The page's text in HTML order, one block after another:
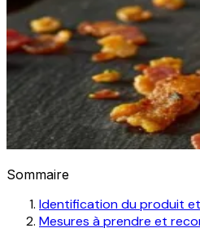
Sommaire
Identification du produit
Mesures à prendre et